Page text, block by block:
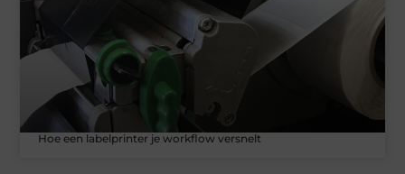
Hoe een labelprinter je workflow versnelt